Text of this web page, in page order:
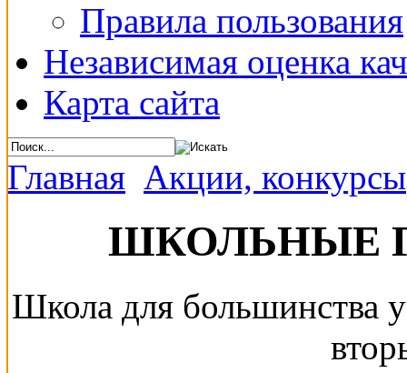
Правила пользования
Независимая оценка
Карта сайта
Главная Акции, конкурсы
ШКОЛЬНЫЕ
Школа для большинства